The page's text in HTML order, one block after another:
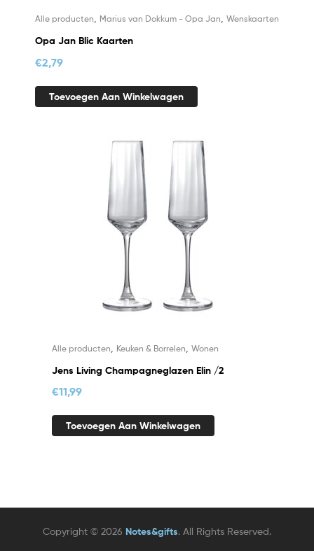
Alle producten, Marius van Dokkum - Opa Jan, Wenskaarten
Opa Jan Blic Kaarten
€2,79
Toevoegen Aan Winkelwagen
Alle producten Keuken & Borrelen Wonen
Jens Living Champagneglazen Elin /2
€11,99
Toevoegen Aan Winkelwagen
Copyright © 2026 Notes&gifts. All Rights Reserved.